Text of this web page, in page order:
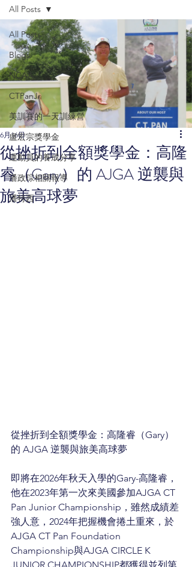
All Posts
Blogs
NCAA
CTPanJr
美訓賽的一天訓練營
盧宏宗獎學金
運動員的養成分享
潘政琮相關報導
潘特西
All Posts
從挫折到全額獎學金：高隆
睿（Gary）的 AJGA 逆襲與
旅美高球夢
6月16日
從挫折到全額獎學金：高隆睿（Gary）
的 AJGA 逆襲與旅美高球夢
即將在2026年秋天入學的Gary-高隆睿，
他在2023年第一次來美國參加AJGA CT
Pan Junior Championship，雖然成績差
強人意，2024年把握機會捲土重來，於
AJGA CT Pan Foundation
Championship與AJGA CIRCLE K